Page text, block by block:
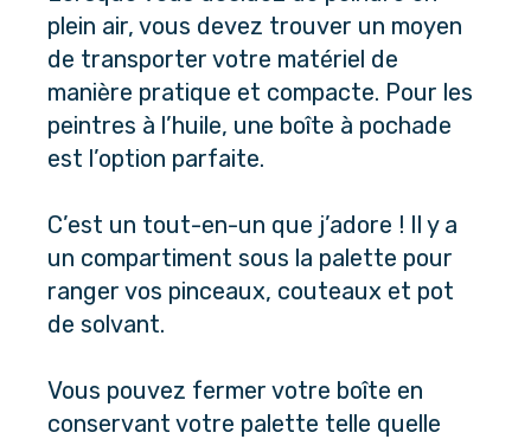
plein air, vous devez trouver un moyen
de transporter votre matériel de
manière pratique et compacte. Pour les
peintres à l’huile, une boîte à pochade
est l’option parfaite.
C’est un tout-en-un que j’adore ! Il y a
un compartiment sous la palette pour
ranger vos pinceaux, couteaux et pot
de solvant.
Vous pouvez fermer votre boîte en
conservant votre palette telle quelle